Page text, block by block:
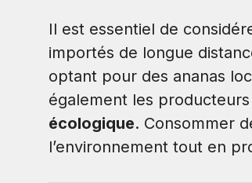
Il est essentiel de
importés de longue
optant pour des ananas
également les
écologique. Consommer
l’environnement tout en